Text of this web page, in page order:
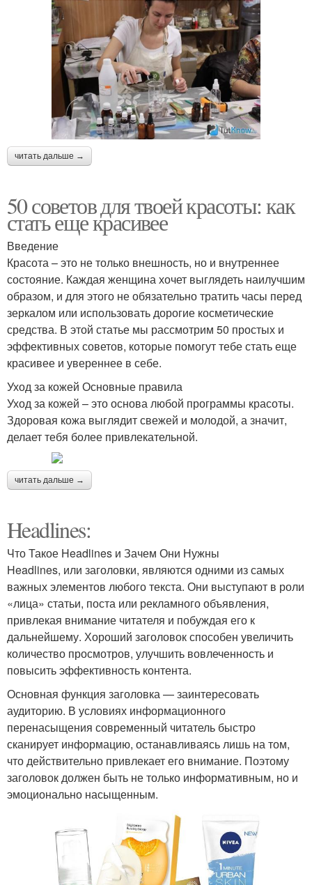
читать дальше →
50 советов для твоей красоты: как
стать еще красивее
Введение
Красота – это не только внешность, но и внутреннее
состояние. Каждая женщина хочет выглядеть наилучшим
образом, и для этого не обязательно тратить часы перед
зеркалом или использовать дорогие косметические
средства. В этой статье мы рассмотрим 50 простых и
эффективных советов, которые помогут тебе стать еще
красивее и увереннее в себе.
Уход за кожей Основные правила
Уход за кожей – это основа любой программы красоты.
Здоровая кожа выглядит свежей и молодой, а значит,
делает тебя более привлекательной.
читать дальше →
Headlines:
Что Такое Headlines и Зачем Они Нужны
Headlines, или заголовки, являются одними из самых
важных элементов любого текста. Они выступают в роли
«лица» статьи, поста или рекламного объявления,
привлекая внимание читателя и побуждая его к
дальнейшему. Хороший заголовок способен увеличить
количество просмотров, улучшить вовлеченность и
повысить эффективность контента.
Основная функция заголовка — заинтересовать
аудиторию. В условиях информационного
перенасыщения современный читатель быстро
сканирует информацию, останавливаясь лишь на том,
что действительно привлекает его внимание. Поэтому
заголовок должен быть не только информативным, но и
эмоционально насыщенным.